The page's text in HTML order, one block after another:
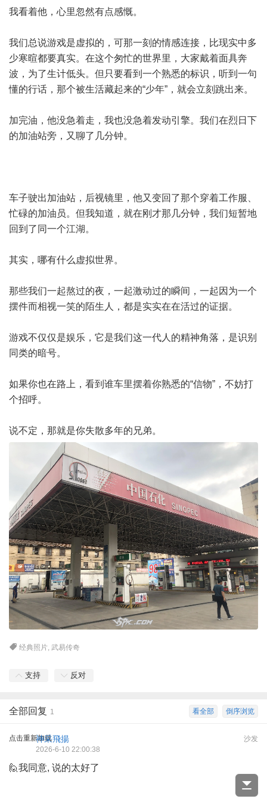
我看着他，心里忽然有点感慨。
我们总说游戏是虚拟的，可那一刻的情感连接，比现实中多
少寒暄都要真实。在这个匆忙的世界里，大家戴着面具奔
波，为了生计低头。但只要看到一个熟悉的标识，听到一句
懂的行话，那个被生活藏起来的“少年”，就会立刻跳出来。
加完油，他没急着走，我也没急着发动引擎。我们在烈日下
的加油站旁，又聊了几分钟。
车子驶出加油站，后视镜里，他又变回了那个穿着工作服、
忙碌的加油员。但我知道，就在刚才那几分钟，我们短暂地
回到了同一个江湖。
其实，哪有什么虚拟世界。
那些我们一起熬过的夜，一起激动过的瞬间，一起因为一个
摆件而相视一笑的陌生人，都是实实在在活过的证据。
游戏不仅仅是娱乐，它是我们这一代人的精神角落，是识别
同类的暗号。
如果你也在路上，看到谁车里摆着你熟悉的“信物”，不妨打
个招呼。
说不定，那就是你失散多年的兄弟。
经典照片 ,武易传奇
支持 反对
倒序浏览
看全部
全部回复 1
点击重新加载 沙发
神采飛揚
2026-6-10 22:00:38
🙋我同意, 说的太好了